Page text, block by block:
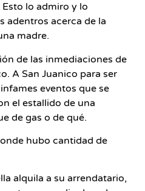
lo admiro y lo
adentros acerca de la
madre.
de las inmediaciones de
A San Juanico para ser
eventos que se
el estallido de una
de gas o de qué.
hubo cantidad de
alquila a su arrendatario,